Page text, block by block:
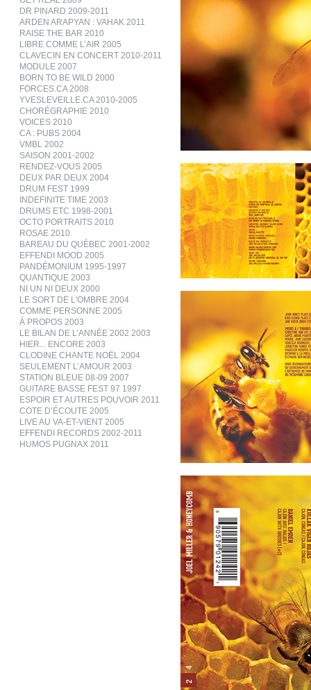
DR PINARD 2009-2011
ARDEN ARAPYAN : VAHAK 2011
RAISE THE BAR 2010
LIBRE COMME L’AIR 2005
CLAVECIN EN CONCERT 2010-2011
MODULE 2007
BORN TO BE WILD 2000
FORCES.CA 2008
YVESLEVEILLE.CA 2010-2005
CHORÉGRAPHIE 2010
VOICES 2010
CA : PUBS 2004
VMBL 2002
SAISON 2001-2002
RENDEZ-VOUS 2005
DEUX PAR DEUX 2004
DRUM FEST 1999
INDEFINITE TIME 2003
DRUMS ETC 1998-2001
OCTO PORTRAITS 2010
ROSAE 2010
BAREAU DU QUÉBEC 2001-2002
EFFENDI MOOD 2005
PANDÉMONIUM 1995-1997
QUANTIQUE 2003
NI UN NI DEUX 2000
LE SORT DE L'OMBRE 2004
COMME PERSONNE 2005
À PROPOS 2003
LE BILAN DE L’ANNÉE 2002 2003
HIER... ENCORE 2003
CLODINE CHANTE NOËL 2004
SEULEMENT L’AMOUR 2003
STATION BLEUE 08-09 2007
GUITARE BASSE FEST 97 1997
ESPOIR ET AUTRES POUVOIR 2011
COTE D’ÉCOUTE 2005
LIVE AU VA-ET-VIENT 2005
EFFENDI RECORDS 2002-2011
HUMOS PUGNAX 2011